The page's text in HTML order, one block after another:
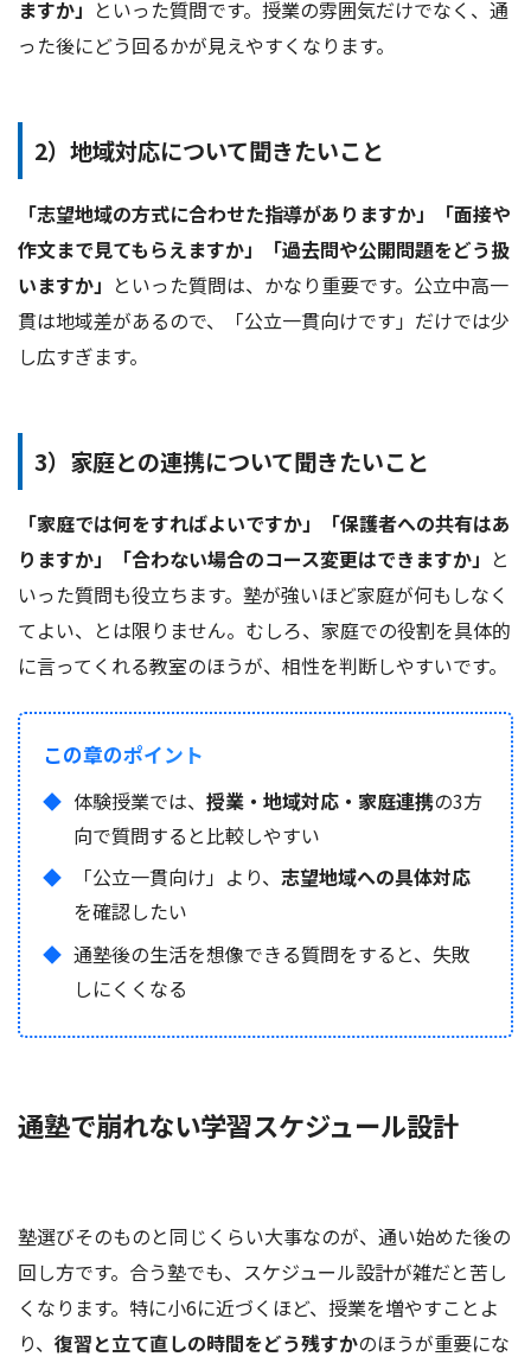
ますか」 といった質問です。授業の雰囲気だけでなく、通
った後にどう回るかが見えやすくなります。
2）地域対応について聞きたいこと
「志望地域の方式に合わせた指導がありますか」「面接や
作文まで見てもらえますか」「過去問や公開問題をどう扱
いますか」 といった質問は、かなり重要です。公立中高一
貫は地域差があるので、「公立一貫向けです」だけでは少
し広すぎます。
3）家庭との連携について聞きたいこと
「家庭では何をすればよいですか」「保護者への共有はあ
りますか」「合わない場合のコース変更はできますか」 と
いった質問も役立ちます。塾が強いほど家庭が何もしなく
てよい、とは限りません。むしろ、家庭での役割を具体的
に言ってくれる教室のほうが、相性を判断しやすいです。
この章のポイント
体験授業では、 授業・地域対応・家庭連携の3方
向で質問すると比較しやすい
「公立一貫向け」より、 志望地域への具体対応
を確認したい
通塾後の生活を想像できる質問をすると、失敗
しにくくなる
通塾で崩れない学習スケジュール設計
塾選びそのものと同じくらい大事なのが、通い始めた後の
回し方です。合う塾でも、スケジュール設計が雑だと苦し
くなります。特に小6に近づくほど、授業を増やすことよ
り、 復習と立て直しの時間をどう残すかのほうが重要にな